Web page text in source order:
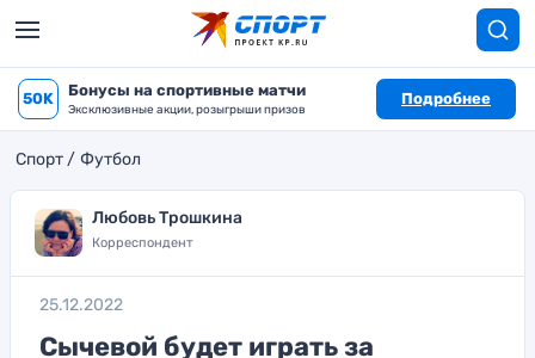
50K Бонусы на спортивные матчи
Эксклюзивные акции, розыгрыши призов
Подробнее
Спорт Футбол
Любовь Трошкина
Корреспондент
25.12.2022
Сычевой будет играть за